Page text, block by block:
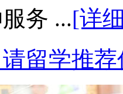
务 ...[详
留学推